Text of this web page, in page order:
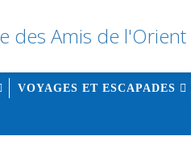
VOYAGES ET ESCAPADES